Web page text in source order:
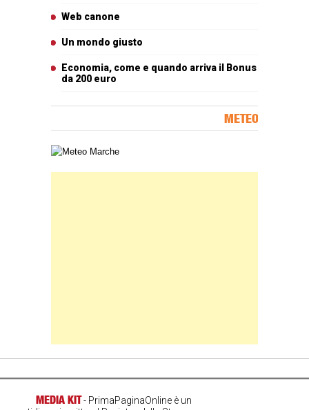
Web canone
Un mondo giusto
Economia, come e quando arriva il Bonus
da 200 euro
METEO
Carta meteorologica delle Marche
MEDIA KIT- PrimaPaginaOnline è un